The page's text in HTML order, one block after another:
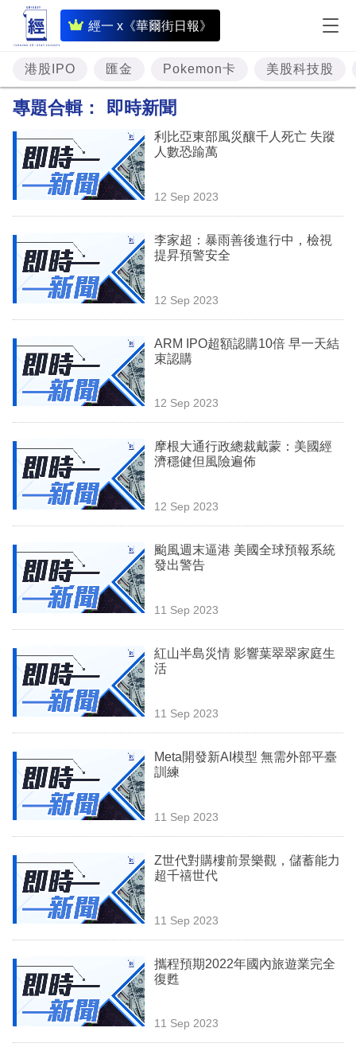
經一 x《華爾街日報》
即
時
財
經
投
資
理
業
科
技
場
生
時
事
訂
閱
港股IPO 匯金 Pokemon卡 美股科技股
專題合輯： 即時新聞
利比亞東部風災釀千人死亡 失蹤
人數恐踰萬
12 Sep 2023
李家超：暴雨善後進行中，檢視
提昇預警安全
12 Sep 2023
ARM IPO超額認購10倍 早一天結
束認購
12 Sep 2023
摩根大通行政總裁戴蒙：美國經
濟穩健但風險遍佈
12 Sep 2023
颱風週末逼港 美國全球預報系統
發出警告
11 Sep 2023
紅山半島災情 影響葉翠翠家庭生
活
11 Sep 2023
Meta開發新AI模型 無需外部平臺
訓練
11 Sep 2023
Z世代對購樓前景樂觀，儲蓄能力
超千禧世代
11 Sep 2023
攜程預期2022年國內旅遊業完全
復甦
11 Sep 2023